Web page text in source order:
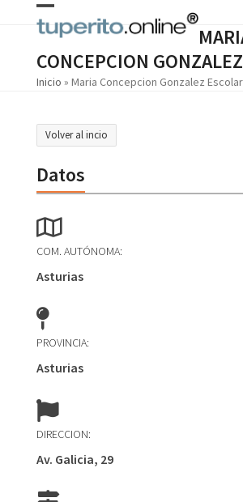
Open
mobile
menu
Close
mobile
menu
CONCEPCION
Inicio » Maria Concepcion Gonzalez Escolar
Volver al incio
Datos
COM. AUTÓNOMA:
Asturias
PROVINCIA:
Asturias
DIRECCION:
Av. Galicia, 29